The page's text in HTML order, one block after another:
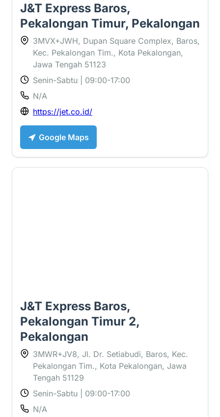
J&T Express Baros,
Pekalongan Timur, Pekalongan
3MVX+JWH, Dupan Square Complex, Baros,
Kec. Pekalongan Tim., Kota Pekalongan,
Jawa Tengah 51123
Senin-Sabtu | 09:00-17:00
N/A
https://jet.co.id/
Google Maps
J&T Express Baros,
Pekalongan Timur 2,
Pekalongan
3MWR+JV8, Jl. Dr. Setiabudi, Baros, Kec.
Pekalongan Tim., Kota Pekalongan, Jawa
Tengah 51129
Senin-Sabtu | 09:00-17:00
N/A